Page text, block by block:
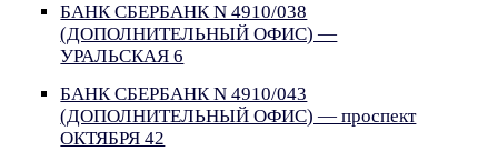
БАНК СБЕРБАНК N 4910/038
(ДОПОЛНИТЕЛЬНЫЙ ОФИС) —
УРАЛЬСКАЯ 6
БАНК СБЕРБАНК N 4910/043
(ДОПОЛНИТЕЛЬНЫЙ ОФИС) — проспект
ОКТЯБРЯ 42